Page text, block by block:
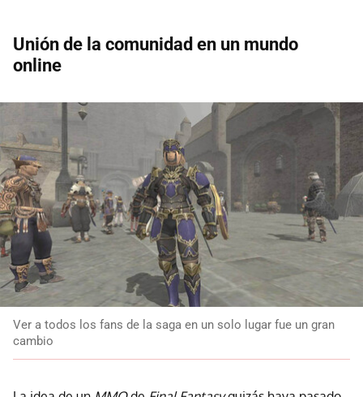
Unión de la comunidad en un mundo
online
Ver a todos los fans de la saga en un solo lugar fue un gran
cambio